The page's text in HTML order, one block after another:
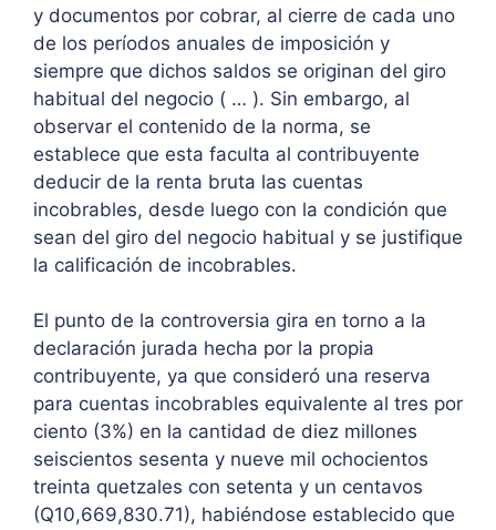
y documentos por cobrar, al cierre de cada uno
de los períodos anuales de imposición y
siempre que dichos saldos se originan del giro
habitual del negocio ( … ). Sin embargo, al
observar el contenido de la norma, se
establece que esta faculta al contribuyente
deducir de la renta bruta las cuentas
incobrables, desde luego con la condición que
sean del giro del negocio habitual y se justifique
la calificación de incobrables.
El punto de la controversia gira en torno a la
declaración jurada hecha por la propia
contribuyente, ya que consideró una reserva
para cuentas incobrables equivalente al tres por
ciento (3%) en la cantidad de diez millones
seiscientos sesenta y nueve mil ochocientos
treinta quetzales con setenta y un centavos
(Q10,669,830.71), habiéndose establecido que